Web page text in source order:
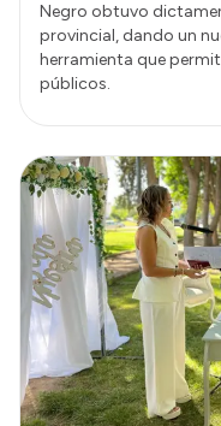
Negro obtuvo
provincial, dando un
herramienta que
públicos.